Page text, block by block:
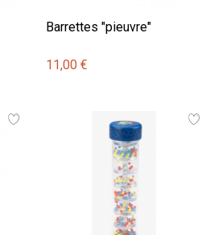
Barrettes "pieuvre"
11,00 €